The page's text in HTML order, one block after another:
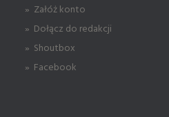
» Załóż konto
» Dołącz do redakcji
» Shoutbox
» Facebook